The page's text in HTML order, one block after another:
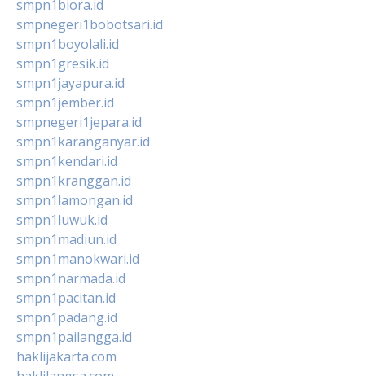
smpn1biora.id
smpnegeri1bobotsari.id
smpn1boyolali.id
smpn1gresik.id
smpn1jayapura.id
smpn1jember.id
smpnegeri1jepara.id
smpn1karanganyar.id
smpn1kendari.id
smpn1kranggan.id
smpn1lamongan.id
smpn1luwuk.id
smpn1madiun.id
smpn1manokwari.id
smpn1narmada.id
smpn1pacitan.id
smpn1padang.id
smpn1pailangga.id
haklijakarta.com